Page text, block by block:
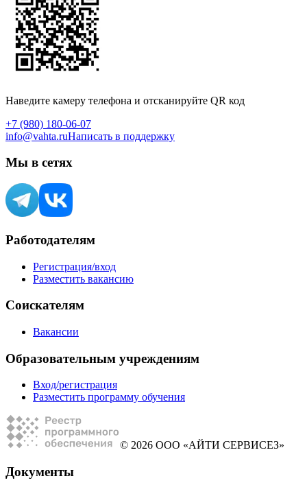
Наведите камеру телефона и отсканируйте QR код
+7 (980) 180-06-07
info@vahta.ruНаписать в поддержку
Мы в сетях
Работодателям
Регистрация/вход
Разместить вакансию
Соискателям
Вакансии
Образовательным учреждениям
Вход/регистрация
Разместить программу обучения
© 2026 ООО «АЙТИ СЕРВИСЕЗ»
Документы